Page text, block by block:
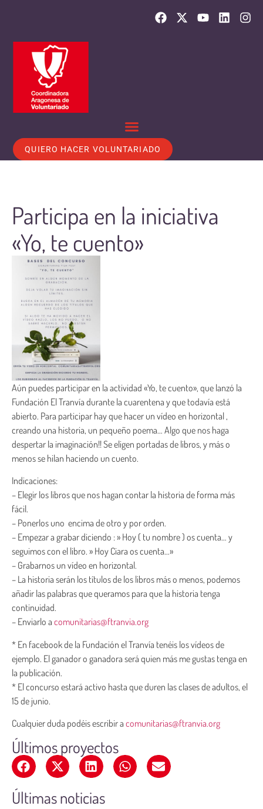
QUIERO HACER VOLUNTARIADO
Participa en la iniciativa
«Yo, te cuento»
Aún puedes participar en la actividad «Yo, te cuento», que lanzó la
Fundación El Tranvía durante la cuarentena y que todavía está
abierto. Para participar hay que hacer un vídeo en horizontal ,
creando una historia, un pequeño poema… Algo que nos haga
despertar la imaginación!! Se eligen portadas de libros, y más o
menos se hilan haciendo un cuento.
Indicaciones:
– Elegir los libros que nos hagan contar la historia de forma más
fácil.
– Ponerlos uno encima de otro y por orden.
– Empezar a grabar diciendo : » Hoy ( tu nombre ) os cuenta… y
seguimos con el libro. » Hoy Ciara os cuenta…»
– Grabarnos un vídeo en horizontal.
– La historia serán los títulos de los libros más o menos, podemos
añadir las palabras que queramos para que la historia tenga
continuidad.
– Enviarlo a comunitarias@ftranvia.org
* En facebook de la Fundación el Tranvía tenéis los vídeos de
ejemplo. El ganador o ganadora será quien más me gustas tenga en
la publicación.
* El concurso estará activo hasta que duren las clases de adultos, el
15 de junio.
Cualquier duda podéis escribir a comunitarias@ftranvia.org
Últimos proyectos
Últimas noticias